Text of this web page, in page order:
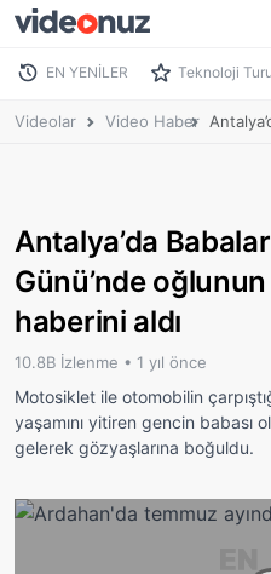
EN YENİLER Teknoloji Turu
Videolar Video Haber
Antalya’da Babalar
Günü’nde
haberini aldı
10.8B İzlenme • 1 yıl önce
Motosiklet ile otomobilin
yaşamını yitiren gencin babası
gelerek gözyaşlarına boğuldu.